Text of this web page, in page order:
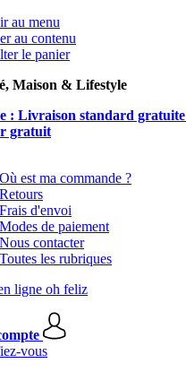
au menu
au contenu
le panier
Maison & Lifestyle
: Livraison standard gratuite
gratuit
Où est ma commande ?
Retours
Frais d'envoi
Modes de paiement
Nous contacter
Toutes les rubriques
vous